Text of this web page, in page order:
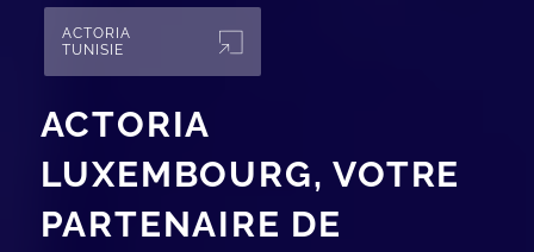
ACTORIA
TUNISIE
ACTORIA
LUXEMBOURG, VOTRE
PARTENAIRE DE